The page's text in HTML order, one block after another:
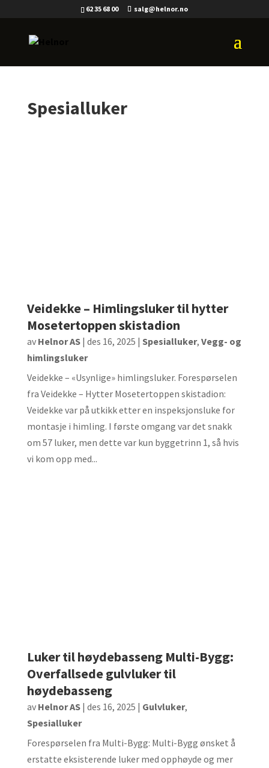
62 35 68 00 salg@helnor.no
Spesialluker
Veidekke – Himlingsluker til hytter
Mosetertoppen skistadion
av Helnor AS| des 16, 2025 | Spesialluker, Vegg- og
himlingsluker
Veidekke – «Usynlige» himlingsluker. Forespørselen
fra Veidekke – Hytter Mosetertoppen skistadion:
Veidekke var på utkikk etter en inspeksjonsluke for
montasje i himling. I første omgang var det snakk
om 57 luker, men dette var kun byggetrinn 1, så hvis
vi kom opp med...
Luker til høydebasseng Multi-Bygg:
Overfallsede gulvluker til
høydebasseng
av Helnor AS| des 16, 2025 | Gulvluker,
Spesialluker
Forespørselen fra Multi-Bygg: Multi-Bygg ønsket å
erstatte eksisterende luker med opphøyde og mer